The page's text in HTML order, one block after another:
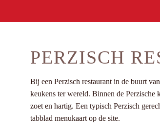
PERZISCH
Bij een Perzisch restaurant in de buurt
keukens ter wereld. Binnen de Perzische
zoet en hartig. Een typisch Perzisch
tabblad menukaart op de site.